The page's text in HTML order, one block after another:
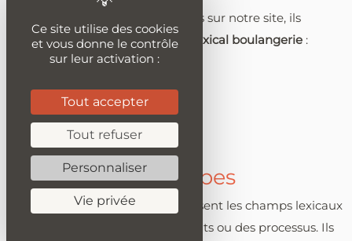
Jetez un oeil à ces articles publiés sur notre site, ils
utilisent les adjectifsduchamp lexical boulangerie :
gastronomie
Les principaux verbes
Les verbes dynamisent et organisent les champs lexicaux
en exprimant des actions, des états ou des processus. Ils
Ce site utilise des cookies
et vous donne le contrôle
sur leur activation :
Tout accepter
Tout refuser
Personnaliser
Vie privée